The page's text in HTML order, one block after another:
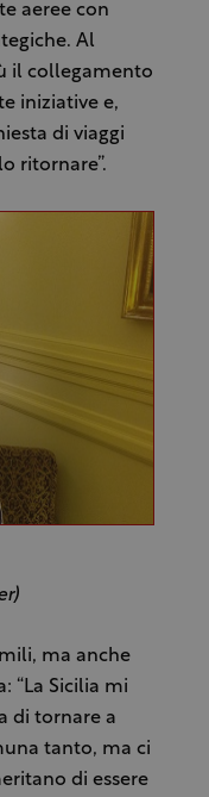
aeree con
Al
il collegamento
iniziative e,
di viaggi
ritornare”.
ma anche
“La Sicilia mi
di tornare a
tanto, ma ci
di essere